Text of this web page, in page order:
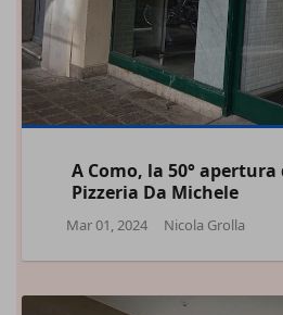
A Como, la 50°
Pizzeria Da Michele
Mar 01, 2024 Nicola Grolla